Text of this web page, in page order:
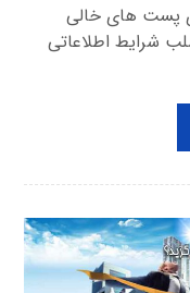
پست های خالی
شرایط اطلاعاتی